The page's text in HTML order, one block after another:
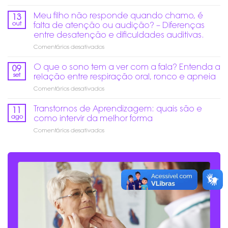
ano:
prevenir
danos
auditivos?
Inclusiva
de
verdade:
Mais
do
acesso,
garantir
participação,
e
pertencimento.
13
out
Meu filho não responde quando chamo, é
falta de atenção ou audição? – Diferenças
entre desatenção e dificuldades auditivas.
Comentários desativadosem
não
responde
quando
é
falta
atenção
Diferenças
entre
desatenção
e
dificuldades
auditivas.
09
set
O que o sono tem a ver com a fala? Entenda a
relação entre respiração oral, ronco e apneia
Comentários desativadosem
o
sono
tem
fala?
Entenda
a
relação
entre
respiração
oral,
11
ago
Transtornos de Aprendizagem: quais são e
como intervir da melhor forma
Comentários desativadosem
quais
são
e
como
intervir
da
melhor
forma